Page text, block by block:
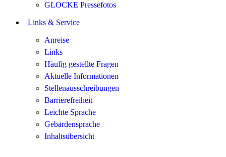
GLOCKE Pressefotos
Links & Service
Anreise
Links
Häufig gestellte Fragen
Aktuelle Informationen
Stellenausschreibungen
Barrierefreiheit
Leichte Sprache
Gebärdensprache
Inhaltsübersicht